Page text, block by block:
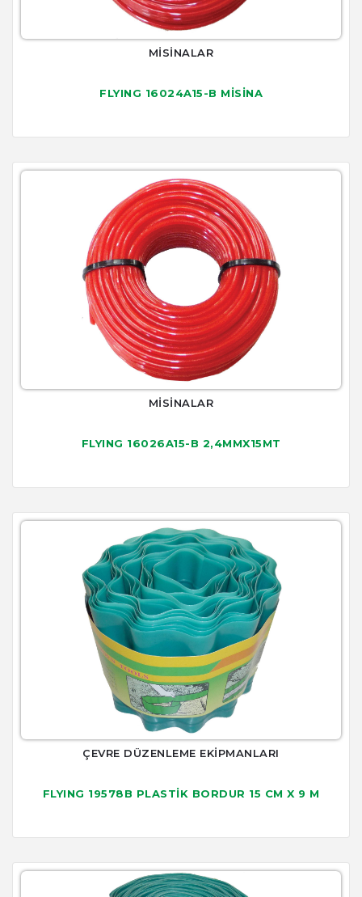
MİSİNALAR
FLYING 16024A15-B MİSİNA
MİSİNALAR
FLYING 16026A15-B 2,4MMX15MT
ÇEVRE DÜZENLEME EKİPMANLARI
FLYING 19578B PLASTİK BORDUR 15 CM X 9 M